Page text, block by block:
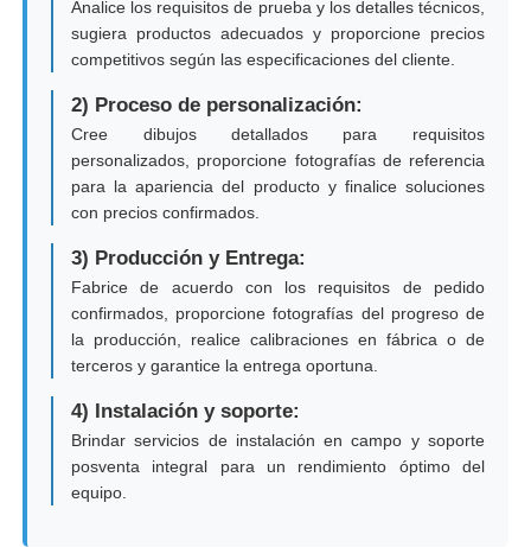
Analice los requisitos de prueba y los detalles técnicos,
sugiera productos adecuados y proporcione precios
competitivos según las especificaciones del cliente.
2) Proceso de personalización:
Cree dibujos detallados para requisitos
personalizados, proporcione fotografías de referencia
para la apariencia del producto y finalice soluciones
con precios confirmados.
3) Producción y Entrega:
Fabrice de acuerdo con los requisitos de pedido
confirmados, proporcione fotografías del progreso de
la producción, realice calibraciones en fábrica o de
terceros y garantice la entrega oportuna.
4) Instalación y soporte:
Brindar servicios de instalación en campo y soporte
posventa integral para un rendimiento óptimo del
equipo.